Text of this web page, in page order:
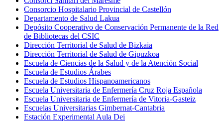
Consorcio Hospitalario Provincial de Castellón
Departamento de Salud Lakua
Depósito Cooperativo de Conservación Permanente de la Red
de Bibliotecas del CSIC
Dirección Territorial de Salud de Bizkaia
Dirección Territorial de Salud de Gipuzkoa
Escuela de Ciencias de la Salud y de la Atención Social
Escuela de Estudios Árabes
Escuela de Estudios Hispanoamericanos
Escuela Universitaria de Enfermería Cruz Roja Española
Escuela Universitaria de Enfermería de Vitoria-Gasteiz
Escuelas Universitarias Gimbernat-Cantabria
Estación Experimental Aula Dei